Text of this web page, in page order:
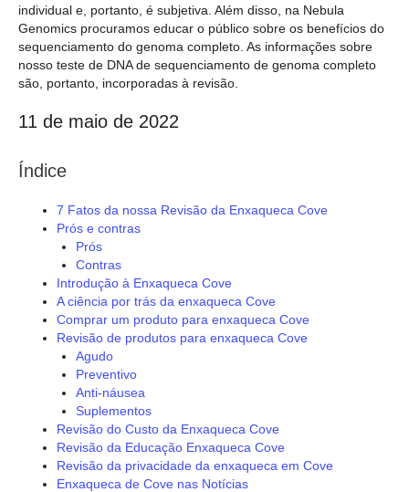
individual e, portanto, é subjetiva. Além disso, na Nebula
Genomics procuramos educar o público sobre os benefícios do
sequenciamento do genoma completo. As informações sobre
nosso teste de DNA de sequenciamento de genoma completo
são, portanto, incorporadas à revisão.
11 de maio de 2022
Índice
7 Fatos da nossa Revisão da Enxaqueca Cove
Prós e contras
Prós
Contras
Introdução à Enxaqueca Cove
A ciência por trás da enxaqueca Cove
Comprar um produto para enxaqueca Cove
Revisão de produtos para enxaqueca Cove
Agudo
Preventivo
Anti-náusea
Suplementos
Revisão do Custo da Enxaqueca Cove
Revisão da Educação Enxaqueca Cove
Revisão da privacidade da enxaqueca em Cove
Enxaqueca de Cove nas Notícias